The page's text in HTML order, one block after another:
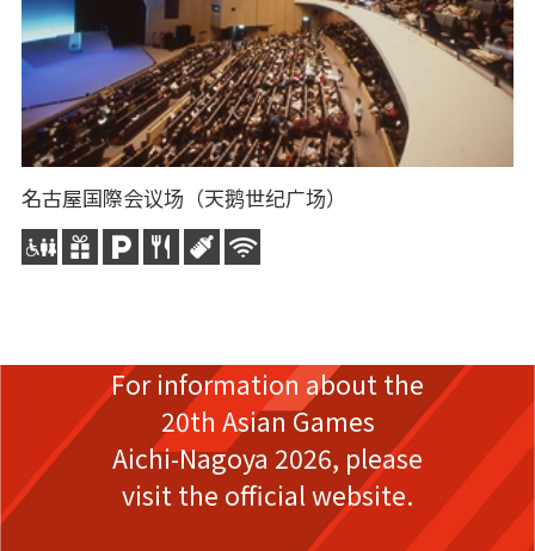
名古屋国際会议场（天鹅世纪广场）
For information about the
20th Asian Games
Aichi-Nagoya 2026, please
visit the official website.